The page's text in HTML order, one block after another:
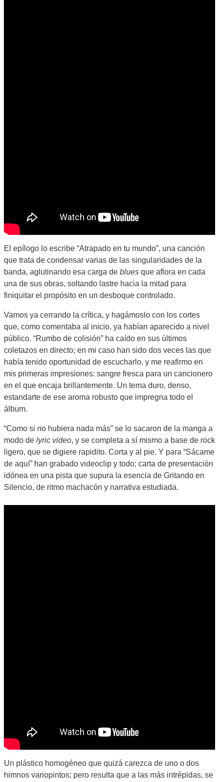
El epílogo lo escribe “Atrapado en tu mundo”, una canción
que trata de condensar varias de las singularidades de la
banda, aglutinando esa carga de blues que aflora en cada
una de sus obras, soltando lastre hacia la mitad para
finiquitar el propósito en un desboque controlado.
Vamos ya cerrando la crítica, y hagámoslo con los cortes
que, como comentaba al inicio, ya habían aparecido a nivel
público. “Rumbo de colisión” ha caído en sus últimos
coletazos en directo; en mi caso han sido dos veces las que
había tenido oportunidad de escucharlo, y me reafirmo en
mis primeras impresiones: sangre fresca para un cancionero
en el que encaja brillantemente. Un tema duro, denso,
estandarte de ese aroma robusto que impregna todo el
álbum.
“Como si no hubiera nada más” se lo sacaron de la manga a
modo de lyric video, y se completa a sí mismo a base de rock
ligero, que se digiere rapidito. Corta y al pie. Y para “Sácame
de aquí” han grabado videoclip y todo; carta de presentación
idónea en una pista que supura la esencia de Gritando en
Silencio, de ritmo machacón y narrativa estudiada.
Un plástico homogéneo que quizá carezca de uno o dos
himnos variopintos; pero resulta que a las más intrépidas, se